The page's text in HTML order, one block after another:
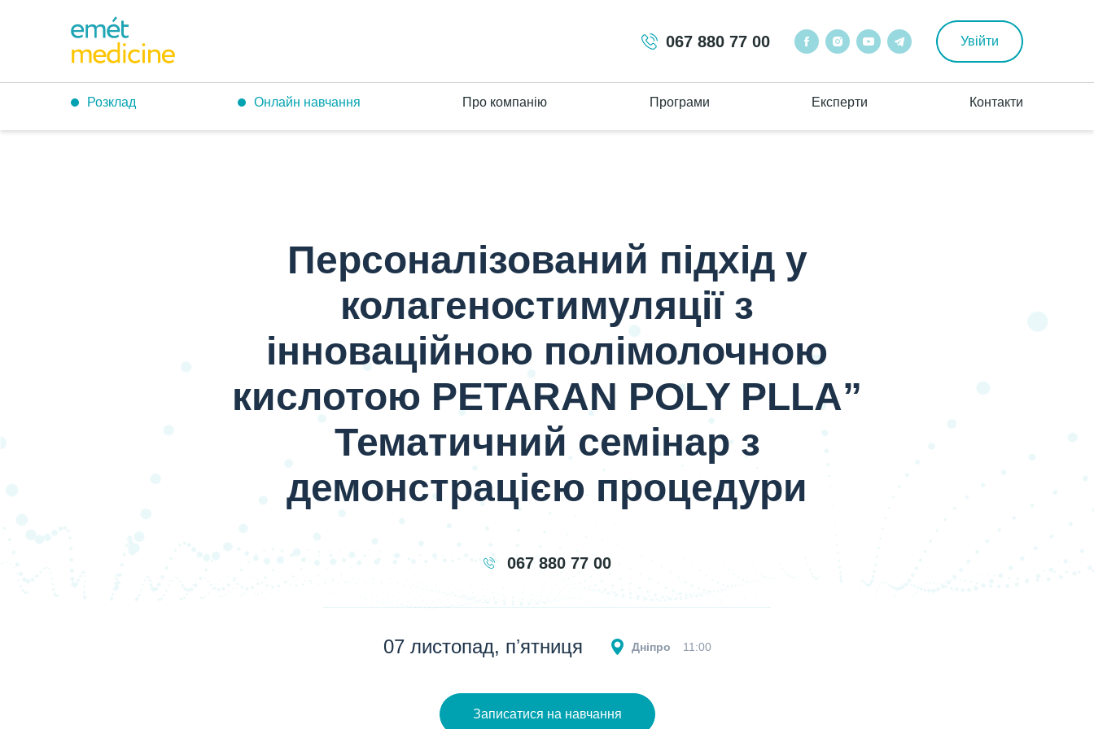
067 880 77 00 Увійти
Розклад Онлайн навчання Про компанію Програми Експерти Контакти
Головна›Персоналізований підхід у колагеностимуляції з інноваційною полімолочною кислотою PETARAN POLY PLLA” Тематичний семінар з демонстрацією процедури
Персоналізований підхід у
колагеностимуляції з
інноваційною полімолочною
кислотою PETARAN POLY PLLA”
Тематичний семінар з
демонстрацією процедури
067 880 77 00
07 листопад, пʼятниця Дніпро 11:00
Записатися на навчання